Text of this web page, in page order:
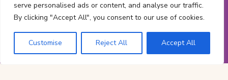
serve personalised ads or content, and analyse our traffic.
By clicking "Accept All", you consent to our use of cookies.
Customise Reject All Accept All
S'abonner